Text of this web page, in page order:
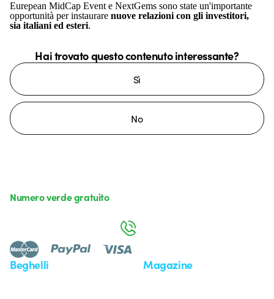
Eurepean MidCap Event e NextGems sono state un'importante
opportunità per instaurare nuove relazioni con gli investitori,
sia italiani ed esteri.
Hai trovato questo contenuto interessante?
Sì
No
Beghelli Magazine
Numero verde gratuito